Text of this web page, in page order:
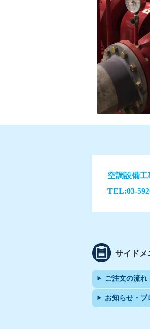
空調設備
TEL:03-
サイドメ
ご注文の流
お知らせ・ブ